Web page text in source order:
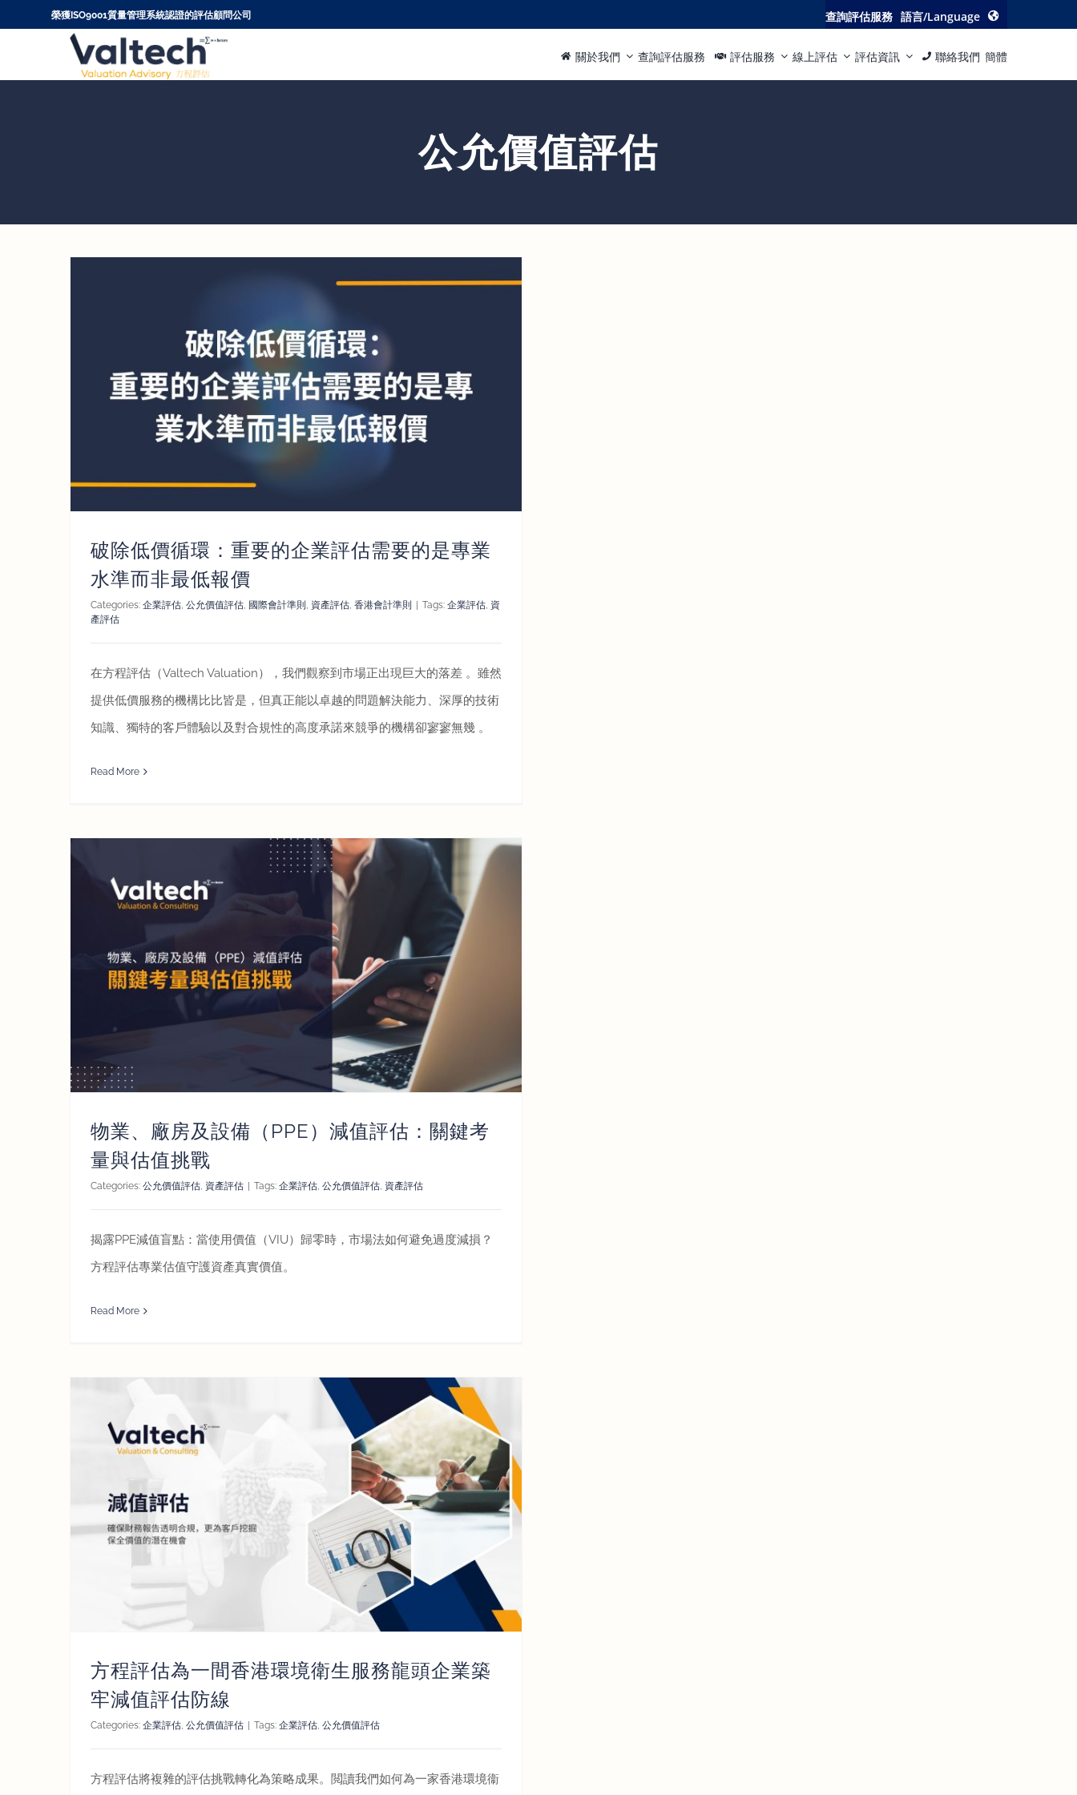
榮獲ISO9001質量管理系統認證的評估顧問公司 查詢評估服務 語言/Language
關於我們 查詢評估服務 評估服務 線上評估 評估資訊 聯絡我們 簡體
公允價值評估
破除低價循環：重要的企業評估需要的是專業
水準而非最低報價
Categories: 企業評估, 公允價值評估, 國際會計準則 , 資產評估, 香港會計準則 Tags: 企業評估, 資
產評估
在方程評估（Valtech Valuation），我們觀察到市場正出現巨大的落差 。雖然
提供低價服務的機構比比皆是，但真正能以卓越的問題解決能力、深厚的技術
知識、獨特的客戶體驗以及對合規性的高度承諾來競爭的機構卻寥寥無幾 。
Read More
物業、廠房及設備（PPE）減值評估：關鍵考
量與估值挑戰
Categories: 公允價值評估, 資產評估 Tags: 企業評估, 公允價值評估, 資產評估
揭露PPE減值盲點：當使用價值（VIU）歸零時，市場法如何避免過度減損？
方程評估專業估值守護資產真實價值。
Read More
方程評估為一間香港環境衛生服務龍頭企業築
牢減值評估防線
Categories: 企業評估, 公允價值評估 Tags: 企業評估, 公允價值評估
方程評估將複雜的評估挑戰轉化為策略成果。閲讀我們如何為一家香港環境衞